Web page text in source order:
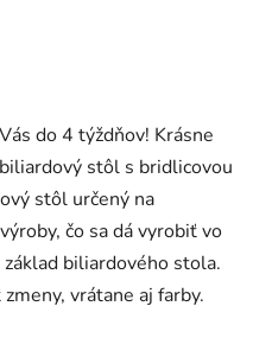
do 4 týždňov! Krásne
stôl s bridlicovou
stôl určený na
čo sa dá vyrobiť vo
biliardového stola.
vrátane aj farby.